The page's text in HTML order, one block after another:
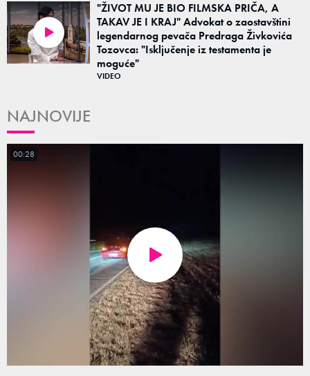
"ŽIVOT MU JE BIO FILMSKA PRIČA, A
TAKAV JE I KRAJ" Advokat o zaostavštini
legendarnog pevača Predraga Živkovića
Tozovca: "Isključenje iz testamenta je
moguće"
VIDEO
NAJNOVIJE
00:28